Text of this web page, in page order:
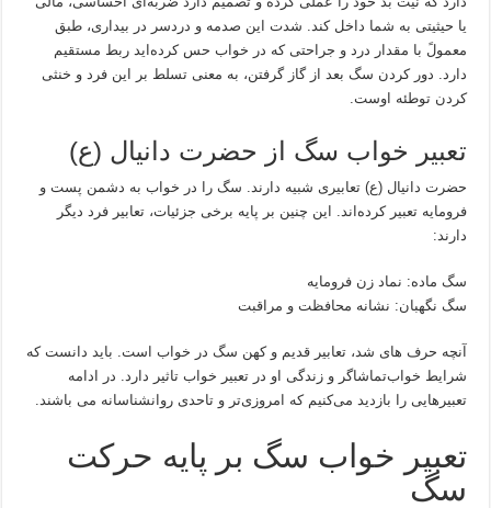
یا حیثیتی به شما داخل کند. شدت این صدمه و دردسر در بیداری، طبق
معمولً با مقدار درد و جراحتی که در خواب حس کرده‌اید ربط مستقیم
دارد. دور کردن سگ بعد از گاز گرفتن، به معنی تسلط بر این فرد و خنثی
کردن توطئه اوست.
تعبیر خواب سگ از حضرت دانیال (ع)
حضرت دانیال (ع) تعابیری شبیه دارند. سگ را در خواب به دشمن پست و
فرومایه تعبیر کرده‌اند. این چنین بر پایه برخی جزئیات، تعابیر فرد دیگر
دارند:
سگ ماده: نماد زن فرومایه
سگ نگهبان: نشانه‌ محافظت و مراقبت
آنچه حرف های شد، تعابیر قدیم و کهن سگ در خواب است. باید دانست که
شرایط خواب‌تماشاگر و زندگی او در تعبیر خواب تاثیر دارد. در ادامه
تعبیرهایی را بازدید می‌کنیم که امروزی‌تر و تاحدی روانشناسانه می باشند.
تعبیر خواب سگ بر پایه حرکت
سگ